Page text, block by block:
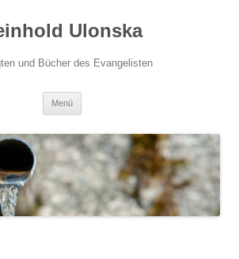
Ulonska
und Bücher des Evangelisten
Menü